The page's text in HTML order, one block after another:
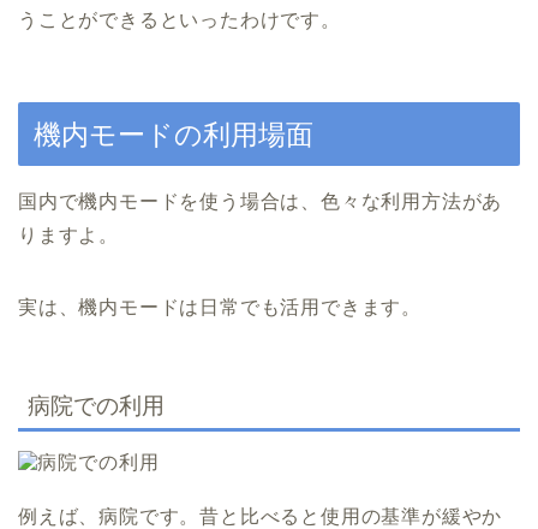
うことができるといったわけです。
機内モードの利用場面
国内で機内モードを使う場合は、色々な利用方法があ
りますよ。
実は、機内モードは日常でも活用できます。
病院での利用
例えば、病院です。昔と比べると使用の基準が緩やか